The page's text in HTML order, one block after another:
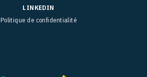
LINKEDIN
Politique de confidentialité